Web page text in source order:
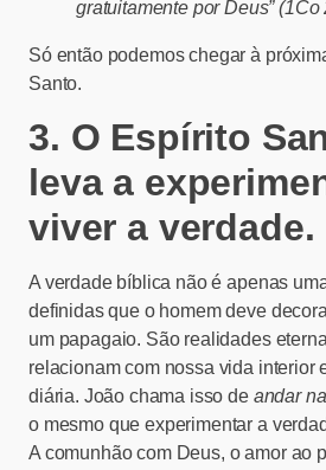
gratuitamente por Deus” (1Co
Só então podemos chegar à
Santo.
3. O Espírito
leva a
viver a verdade.
A verdade bíblica não é apenas
definidas que o homem deve
um papagaio. São realidades
relacionam com nossa vida interior
diária. João chama isso de andar
o mesmo que experimentar a
A comunhão com Deus, o amor ao